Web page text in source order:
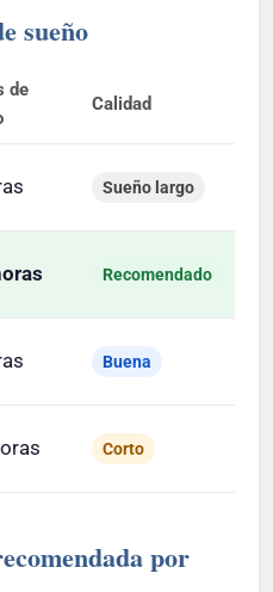
sueño
de
Calidad
Sueño largo
Recomendado
Buena
Corto
por